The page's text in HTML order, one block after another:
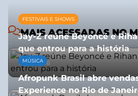
MAIS ACESSADAS NO
FESTIVAIS E SHOWS
Jay-Z reúne Beyoncé e
que entrou para a história
13/07/2026
MÚSICA
Afropunk Brasil abre
Experience no Rio de